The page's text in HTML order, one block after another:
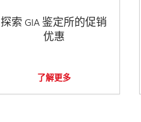
探索 GIA 鉴定所的促销
优惠
了解更多